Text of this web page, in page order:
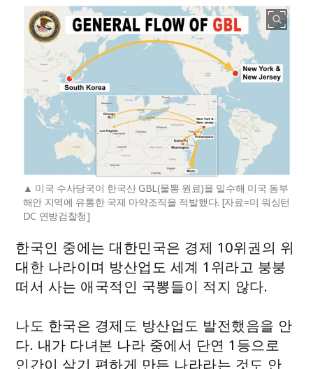
미국 수사당국이 한국산 GBL(물뽕 원료)을 밀수해 미국 동부
해안 지역에 유통한 국제 마약조직을 적발했다. [자료=미 워싱턴
DC 연방검찰청]
한국인 중에는 대한민국은 경제 10위권의 위
대한 나라이며 방산업도 세계 1위라고 붕붕
떠서 사는 애국적인 국뽕들이 적지 않다.
나도 한국은 경제도 방산업도 발전했음을 안
다. 내가 다녀본 나라 중에서 단연 1등으로
인간이 살기 편하게 만든 나라라는 것도 안